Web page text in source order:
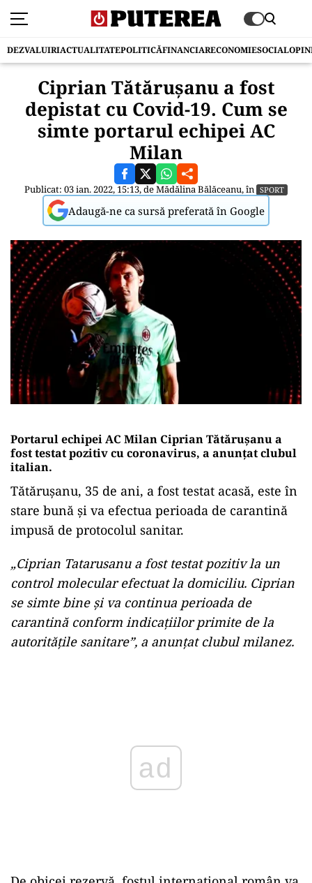
DEZVALUIRIACTUALITATEPOLITICĂFINANCIARECONOMIESOCIAL
Ciprian Tătărușanu a fost
depistat cu Covid-19. Cum se
simte portarul echipei AC
Milan
Publicat: 03 ian. 2022, 15:13, deMădălina Bălăceanu, în SPORT
Adaugă-ne ca sursă preferată în Google
Portarul echipei AC Milan Ciprian Tătăruşanu a
fost testat pozitiv cu coronavirus, a anunţat clubul
italian.
Tătăruşanu, 35 de ani, a fost testat acasă, este în
stare bună şi va efectua perioada de carantină
impusă de protocolul sanitar.
„Ciprian Tatarusanu a fost testat pozitiv la un
control molecular efectuat la domiciliu. Ciprian
se simte bine şi va continua perioada de
carantină conform indicaţiilor primite de la
autorităţile sanitare”, a anunţat clubul milanez.